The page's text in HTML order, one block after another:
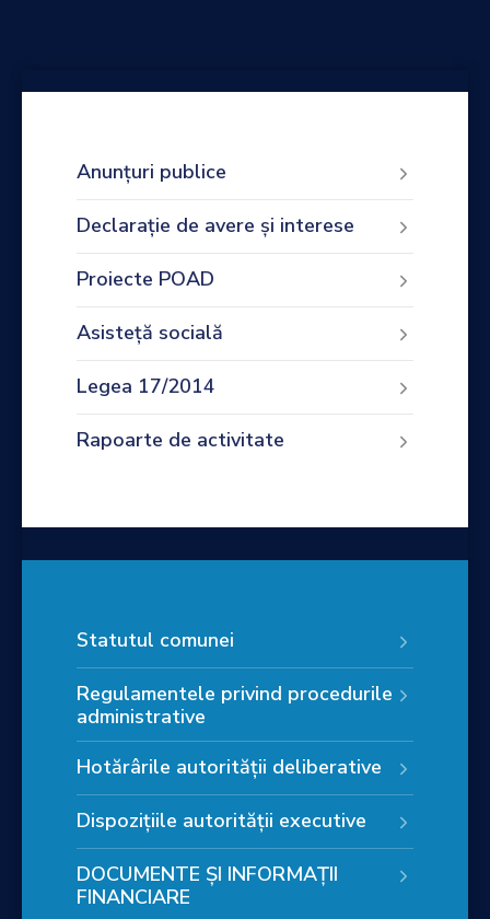
Anunțuri publice
Declarație de avere și interese
Proiecte POAD
Asisteță socială
Legea 17/2014
Rapoarte de activitate
Statutul comunei
Regulamentele privind procedurile
administrative
Hotărârile autorității deliberative
Dispozițiile autorității executive
DOCUMENTE ȘI INFORMAȚII
FINANCIARE